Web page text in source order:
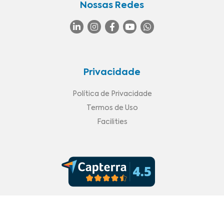
Nossas Redes
Privacidade
Política de Privacidade
Termos de Uso
Facilities